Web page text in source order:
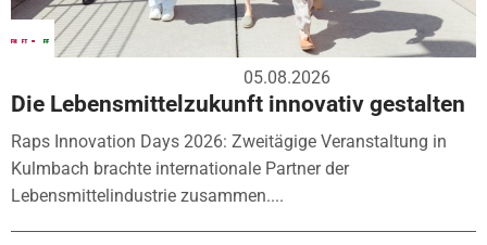
05.08.2026
Die Lebensmittelzukunft innovativ gestalten
Raps Innovation Days 2026: Zweitägige Veranstaltung in
Kulmbach brachte internationale Partner der
Lebensmittelindustrie zusammen....